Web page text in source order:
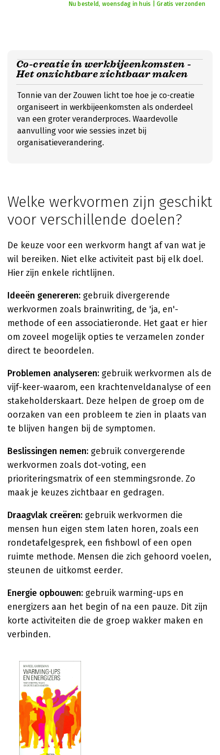
Nu besteld, woensdag in huis | Gratis verzonden
Co-creatie in werkbijeenkomsten -
Het onzichtbare zichtbaar maken
Tonnie van der Zouwen licht toe hoe je co-creatie
organiseert in werkbijeenkomsten als onderdeel
van een groter veranderproces. Waardevolle
aanvulling voor wie sessies inzet bij
organisatieverandering.
Welke werkvormen zijn geschikt
voor verschillende doelen?
De keuze voor een werkvorm hangt af van wat je
wil bereiken. Niet elke activiteit past bij elk doel.
Hier zijn enkele richtlijnen.
Ideeën genereren: gebruik divergerende
werkvormen zoals brainwriting, de 'ja, en'-
methode of een associatieronde. Het gaat er hier
om zoveel mogelijk opties te verzamelen zonder
direct te beoordelen.
Problemen analyseren: gebruik werkvormen als de
vijf-keer-waarom, een krachtenveldanalyse of een
stakeholderskaart. Deze helpen de groep om de
oorzaken van een probleem te zien in plaats van
te blijven hangen bij de symptomen.
Beslissingen nemen: gebruik convergerende
werkvormen zoals dot-voting, een
prioriteringsmatrix of een stemmingsronde. Zo
maak je keuzes zichtbaar en gedragen.
Draagvlak creëren: gebruik werkvormen die
mensen hun eigen stem laten horen, zoals een
rondetafelgesprek, een fishbowl of een open
ruimte methode. Mensen die zich gehoord voelen,
steunen de uitkomst eerder.
Energie opbouwen: gebruik warming-ups en
energizers aan het begin of na een pauze. Dit zijn
korte activiteiten die de groep wakker maken en
verbinden.